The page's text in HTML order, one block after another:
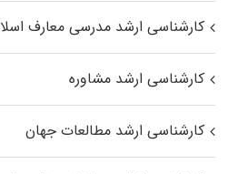
کارشناسی ارشد مدرسی معارف
کارشناسی ارشد مشاوره
کارشناسی ارشد مطالعات جهان